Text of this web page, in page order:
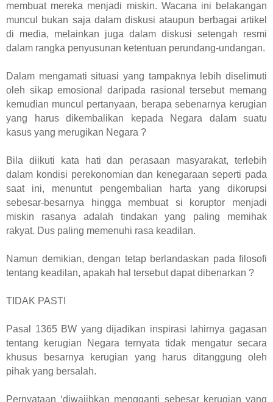
membuat mereka menjadi miskin. Wacana ini belakangan
muncul bukan saja dalam diskusi ataupun berbagai artikel
di media, melainkan juga dalam diskusi setengah resmi
dalam rangka penyusunan ketentuan perundang-undangan.
Dalam mengamati situasi yang tampaknya lebih diselimuti
oleh sikap emosional daripada rasional tersebut memang
kemudian muncul pertanyaan, berapa sebenarnya kerugian
yang harus dikembalikan kepada Negara dalam suatu
kasus yang merugikan Negara ?
Bila diikuti kata hati dan perasaan masyarakat, terlebih
dalam kondisi perekonomian dan kenegaraan seperti pada
saat ini, menuntut pengembalian harta yang dikorupsi
sebesar-besarnya hingga membuat si koruptor menjadi
miskin rasanya adalah tindakan yang paling memihak
rakyat. Dus paling memenuhi rasa keadilan.
Namun demikian, dengan tetap berlandaskan pada filosofi
tentang keadilan, apakah hal tersebut dapat dibenarkan ?
TIDAK PASTI
Pasal 1365 BW yang dijadikan inspirasi lahirnya gagasan
tentang kerugian Negara ternyata tidak mengatur secara
khusus besarnya kerugian yang harus ditanggung oleh
pihak yang bersalah.
Pernyataan ‘diwajibkan mengganti sebesar kerugian yang